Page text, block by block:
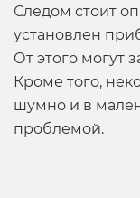
Следом стоит
установлен
От этого могут
Кроме того,
шумно и в
проблемой.